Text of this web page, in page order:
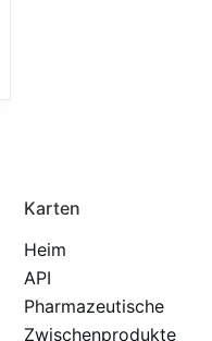
Karten
Heim
API
Pharmazeutische
Zwischenprodukte